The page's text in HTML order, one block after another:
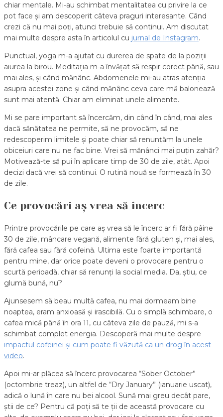
chiar mentale. Mi-au schimbat mentalitatea cu privire la ce
pot face și am descoperit câteva praguri interesante. Când
crezi că nu mai poți, atunci trebuie să continui. Am discutat
mai multe despre asta în articolul cu jurnal de Instagram.
Punctual, yoga m-a ajutat cu durerea de spate de la poziții
aiurea la birou. Meditația m-a învățat să respir corect până, sau
mai ales, și când mănânc. Abdomenele mi-au atras atenția
asupra acestei zone și când mănânc ceva care mă balonează
sunt mai atentă. Chiar am eliminat unele alimente.
Mi se pare important să încercăm, din când în când, mai ales
dacă sănătatea ne permite, să ne provocăm, să ne
redescoperim limitele și poate chiar să renunțăm la unele
obiceiuri care nu ne fac bine. Vrei să mănânci mai puțin zahăr?
Motivează-te să pui în aplicare timp de 30 de zile, atât. Apoi
decizi dacă vrei să continui. O rutină nouă se formează în 30
de zile.
Ce provocări aș vrea să încerc
Printre provocările pe care aș vrea să le încerc ar fi fără pâine
30 de zile, mâncare vegană, alimente fără gluten și, mai ales,
fără cafea sau fără cofeină. Ultima este foarte importantă
pentru mine, dar orice poate deveni o provocare pentru o
scurtă perioadă, chiar să renunți la social media. Da, știu, ce
glumă bună, nu?
Ajunsesem să beau multă cafea, nu mai dormeam bine
noaptea, eram anxioasă și irascibilă. Cu o simplă schimbare, o
cafea mică până în ora 11, cu câteva zile de pauză, mi s-a
schimbat complet energia. Descoperă mai multe despre
impactul cofeinei și cum poate fi văzută ca un drog în acest
video.
Apoi mi-ar plăcea să încerc provocarea “Sober October”
(octombrie treaz), un altfel de “Dry January” (ianuarie uscat),
adică o lună în care nu bei alcool. Sună mai greu decât pare,
știi de ce? Pentru că poți să te ții de această provocare cu